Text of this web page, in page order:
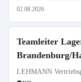
02.08.2026
Teamleiter
Brandenburg/
LEHMANN